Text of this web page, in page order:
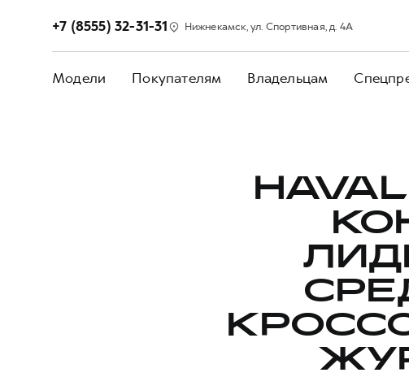
+7 (8555) 32-31-31 Нижнекамск, ул. Спортивная, д. 4А
Модели Покупателям Владельцам